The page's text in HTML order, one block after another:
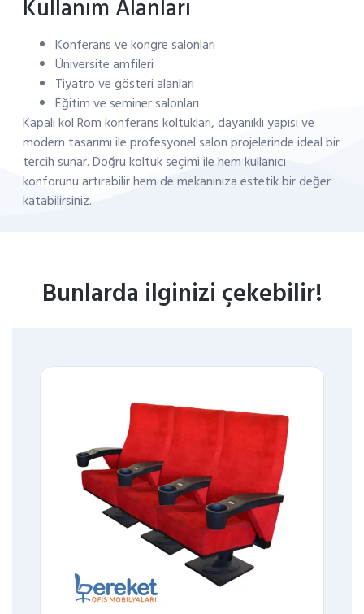
Kullanım Alanları
Konferans ve kongre salonları
Üniversite amfileri
Tiyatro ve gösteri alanları
Eğitim ve seminer salonları
Kapalı kol Rom konferans koltukları, dayanıklı yapısı ve
modern tasarımı ile profesyonel salon projelerinde ideal bir
tercih sunar. Doğru koltuk seçimi ile hem kullanıcı
konforunu artırabilir hem de mekanınıza estetik bir değer
katabilirsiniz.
Bunlarda ilginizi çekebilir!